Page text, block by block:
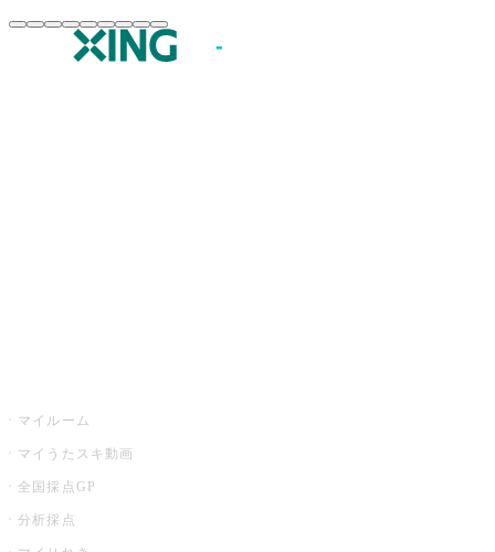
マイルーム
マイうたスキ動画
全国採点GP
分析採点